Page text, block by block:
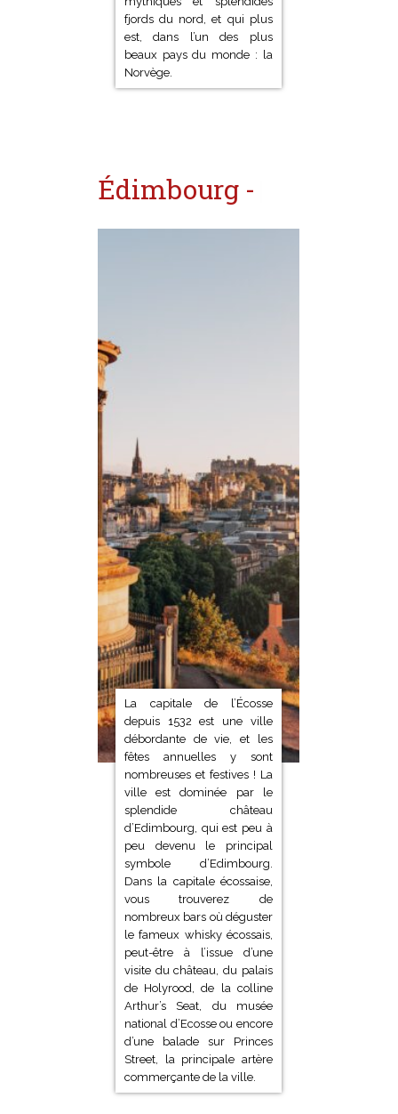
fjords du nord, et qui plus
est, dans l’un des plus
beaux pays du monde : la
Norvège.
Édimbourg -
Écosse|
La capitale de l’Écosse
depuis 1532 est une ville
débordante de vie, et les
fêtes annuelles y sont
nombreuses et festives ! La
ville est dominée par le
splendide château
d’Edimbourg, qui est peu à
peu devenu le principal
symbole d’Edimbourg.
Dans la capitale écossaise,
vous trouverez de
nombreux bars où déguster
le fameux whisky écossais,
peut-être à l’issue d’une
visite du château, du palais
de Holyrood, de la colline
Arthur’s Seat, du musée
national d’Ecosse ou encore
d’une balade sur Princes
Street, la principale artère
commerçante de la ville.